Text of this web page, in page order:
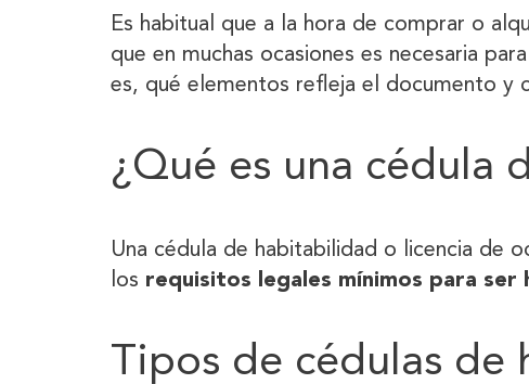
Es habitual que a la hora de comprar o
que en muchas ocasiones es necesaria
es, qué elementos refleja el documento y
¿Qué es una cédula
Una cédula de habitabilidad o licencia de
los requisitos legales mínimos para ser
Tipos de cédulas